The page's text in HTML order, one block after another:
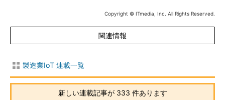
Copyright © ITmedia, Inc. All Rights Reserved.
関連情報
製造業IoT 連載一覧
新しい連載記事が 333 件あります